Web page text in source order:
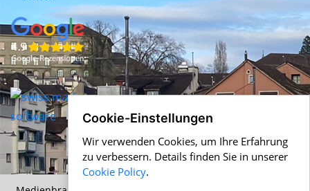
Cookie-Einstellungen
Wir verwenden Cookies, um Ihre Erfahrung
zu verbessern. Details finden Sie in unserer
Cookie Policy.